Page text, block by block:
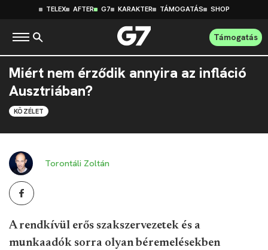
TELEX AFTER G7 KARAKTER TÁMOGATÁS SHOP
Támogatás
Miért nem érződik annyira az infláció
Ausztriában?
KÖZÉLET
Torontáli Zoltán
A rendkívül erős szakszervezetek és a
munkaadók sorra olyan béremelésekben